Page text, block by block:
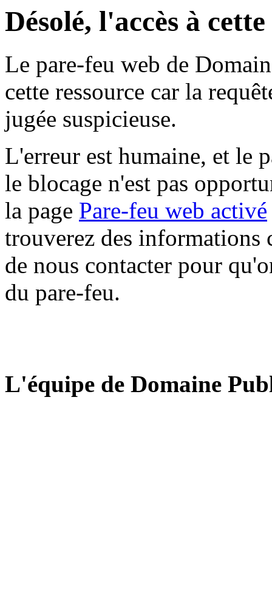
Désolé, l'accès à
Le pare-feu web de
cette ressource car la
jugée suspicieuse.
L'erreur est humaine, et le
le blocage n'est pas
la page Pare-feu web activé
trouverez des informations
de nous contacter pour
du pare-feu.
L'équipe de Domaine